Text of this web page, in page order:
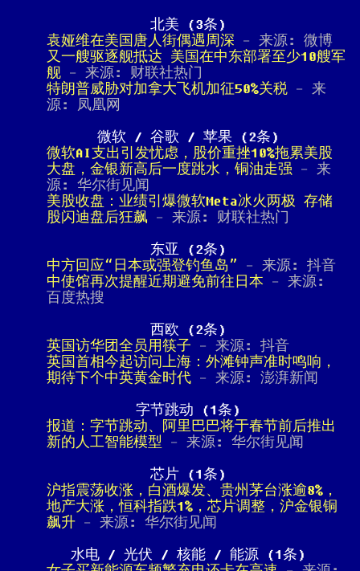
北美 (3条)
袁娅维在美国唐人街偶遇周深 - 来源: 微博
又一艘驱逐舰抵达 美国在中东部署至少10艘军
舰 - 来源: 财联社热门
特朗普威胁对加拿大飞机加征50%关税 - 来
源: 凤凰网
微软 / 谷歌 / 苹果 (2条)
微软AI支出引发忧虑，股价重挫10%拖累美股
大盘，金银新高后一度跳水，铜油走强 - 来
源: 华尔街见闻
美股收盘：业绩引爆微软Meta冰火两极 存储
股闪迪盘后狂飙 - 来源: 财联社热门
东亚 (2条)
中方回应“日本或强登钓鱼岛” - 来源: 抖音
中使馆再次提醒近期避免前往日本 - 来源:
百度热搜
西欧 (2条)
英国访华团全员用筷子 - 来源: 抖音
英国首相今起访问上海：外滩钟声准时鸣响，
期待下个中英黄金时代 - 来源: 澎湃新闻
字节跳动 (1条)
报道：字节跳动、阿里巴巴将于春节前后推出
新的人工智能模型 - 来源: 华尔街见闻
芯片 (1条)
沪指震荡收涨，白酒爆发、贵州茅台涨逾8%，
地产大涨，恒科指跌1%，芯片调整，沪金银铜
飙升 - 来源: 华尔街见闻
水电 / 光伏 / 核能 / 能源 (1条)